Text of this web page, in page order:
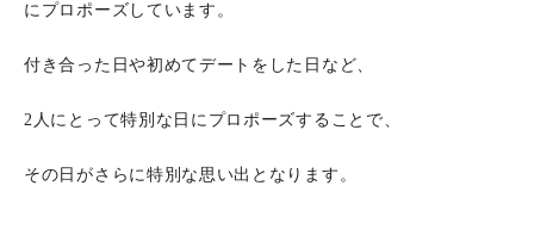
にプロポーズしています。
付き合った日や初めてデートをした日など、
2人にとって特別な日にプロポーズすることで、
その日がさらに特別な思い出となります。